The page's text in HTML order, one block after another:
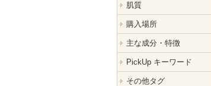
肌質
購入場所
主な成分・特徴
PickUp キーワード
その他タグ